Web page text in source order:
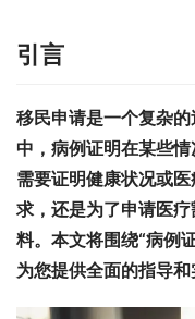
引言
移民申请是一个复杂
中，病例证明在某些
需要证明健康状况或
求，还是为了申请医
料。本文将围绕“病例
为您提供全面的指导和